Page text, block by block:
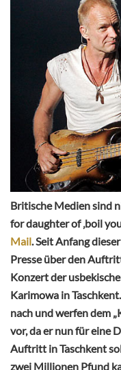
Britische Medien sind
for daughter of ‚boil
Mail. Seit Anfang
Presse über den
Konzert der
Karimowa in
nach und werfen dem
vor, da er nun für eine
Auftritt in Taschkent
zwei Millionen Pfund